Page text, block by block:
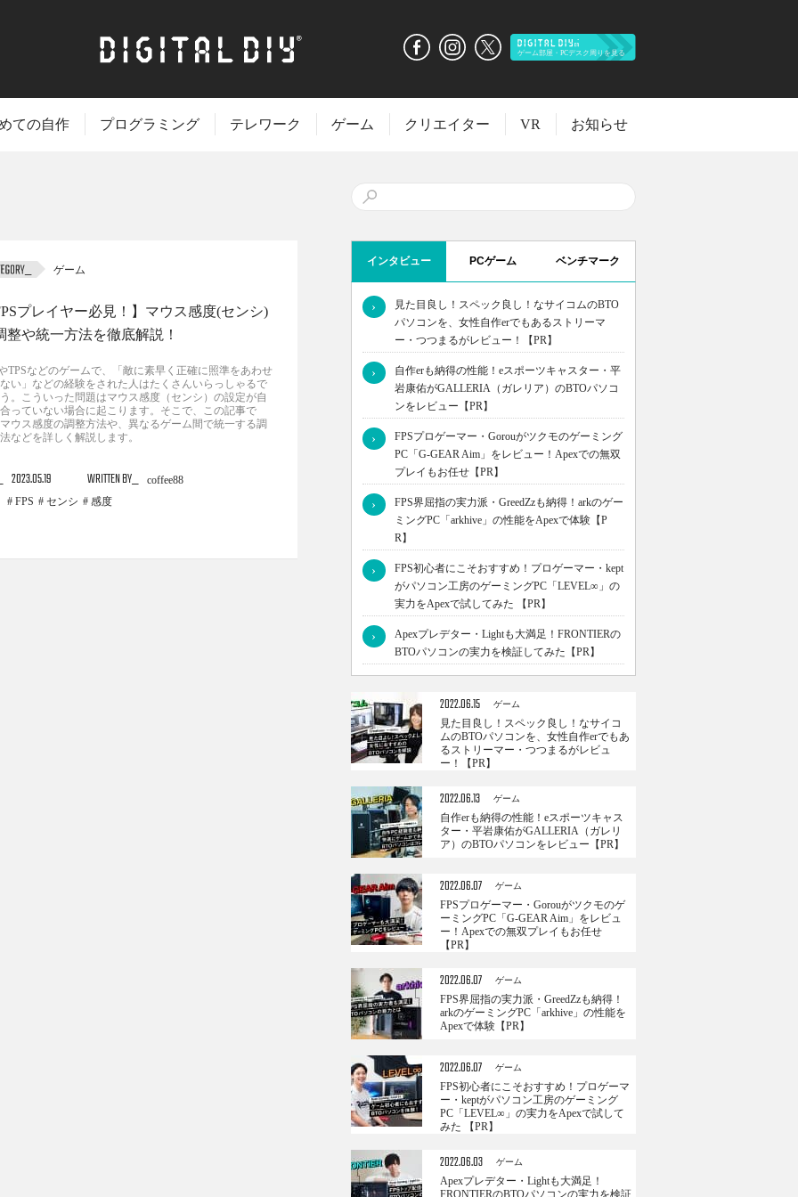
ての自作 プログラミング テレワーク ゲーム クリエイター VR お知らせ
ゲーム
プレイヤー必見！】マウス感度(センシ)
整や統一方法を徹底解説！
TPSなどのゲームで、「敵に素早く正確に照準をあわせ
い」などの経験をされた人はたくさんいらっしゃるで
。こういった問題はマウス感度（センシ）の設定が自
っていない場合に起こります。そこで、この記事で
ウス感度の調整方法や、異なるゲーム間で統一する調
などを詳しく解説します。
2023.05.19 WRITTEN BY coffee88
FPS センシ 感度
インタビュー PCゲーム ベンチマーク
›
見た目良し！スペック良し！なサイコムのBTO
パソコンを、女性自作erでもあるストリーマ
ー・つつまるがレビュー！【PR】
›
自作erも納得の性能！eスポーツキャスター・平
岩康佑がGALLERIA（ガレリア）のBTOパソコ
ンをレビュー【PR】
›
FPSプロゲーマー・Gorouがツクモのゲーミング
PC「G-GEAR Aim」をレビュー！Apexでの無双
プレイもお任せ【PR】
›
FPS界屈指の実力派・GreedZzも納得！arkのゲー
ミングPC「arkhive」の性能をApexで体験【P
R】
›
FPS初心者にこそおすすめ！プロゲーマー・kept
がパソコン工房のゲーミングPC「LEVEL∞」の
実力をApexで試してみた 【PR】
›
Apexプレデター・Lightも大満足！FRONTIERの
BTOパソコンの実力を検証してみた【PR】
2022.06.15 ゲーム
見た目良し！スペック良し！なサイコ
ムのBTOパソコンを、女性自作erでもあ
るストリーマー・つつまるがレビュ
ー！【PR】
2022.06.13 ゲーム
自作erも納得の性能！eスポーツキャス
ター・平岩康佑がGALLERIA（ガレリ
ア）のBTOパソコンをレビュー【PR】
2022.06.07 ゲーム
FPSプロゲーマー・Gorouがツクモのゲ
ーミングPC「G-GEAR Aim」をレビュ
ー！Apexでの無双プレイもお任せ
【PR】
2022.06.07 ゲーム
FPS界屈指の実力派・GreedZzも納得！
arkのゲーミングPC「arkhive」の性能を
Apexで体験【PR】
2022.06.07 ゲーム
FPS初心者にこそおすすめ！プロゲーマ
ー・keptがパソコン工房のゲーミング
PC「LEVEL∞」の実力をApexで試して
みた 【PR】
2022.06.03 ゲーム
Apexプレデター・Lightも大満足！
FRONTIERのBTOパソコンの実力を検証